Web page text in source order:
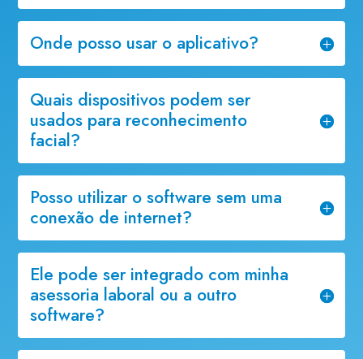
Onde posso usar o aplicativo?
Quais dispositivos podem ser
usados para reconhecimento
facial?
Posso utilizar o software sem uma
conexão de internet?
Ele pode ser integrado com minha
asessoria laboral ou a outro
software?